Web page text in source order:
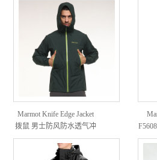
Marmot Knife Edge Jacket
拨鼠 男士防风防水透气冲
锋衣